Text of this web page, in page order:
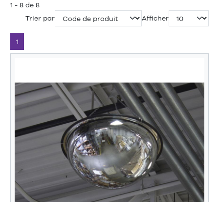
1 - 8 de 8
Trier par
Afficher
1